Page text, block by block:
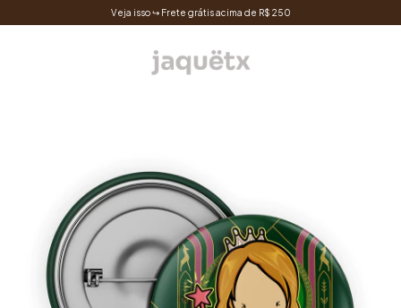
Veja isso ↪ Frete grátis acima de R$ 250